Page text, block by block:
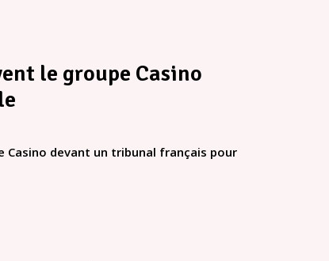
le groupe Casino
Casino devant un tribunal français pour